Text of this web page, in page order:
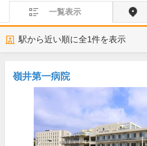
一覧表示
駅から近い順に全1件を表示
嶺井第一病院